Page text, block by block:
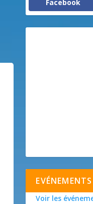
Facebook
EVÉNEMENTS
Voir les